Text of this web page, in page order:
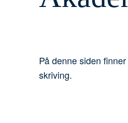
På denne siden
skriving.